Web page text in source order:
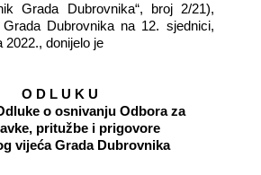
Grada Dubrovnika“, broj 2/21),
Dubrovnika na 12. sjednici,
2022., donijelo je
O D L U K U
o osnivanju Odbora za
pritužbe i prigovore
vijeća Grada Dubrovnika­